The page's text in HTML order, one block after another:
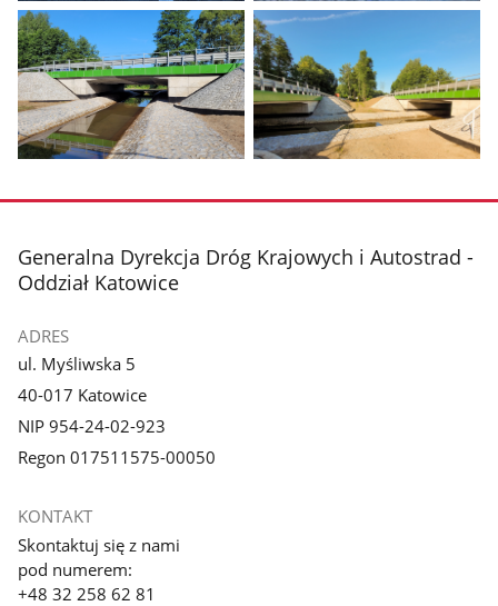
Pokaż
zdjęcie
1
z
galerii.
Pokaż
zdjęcie
2
z
galerii.
zdjęcie
galerii.
zdjęcie
galerii.
stopka
Generalna Dyrekcja Dróg Krajowych i Autostrad -
Oddział Katowice
ADRES
ul. Myśliwska 5
40-017 Katowice
NIP 954-24-02-923
Regon 017511575-00050
KONTAKT
Skontaktuj się z nami
pod numerem:
+48 32 258 62 81